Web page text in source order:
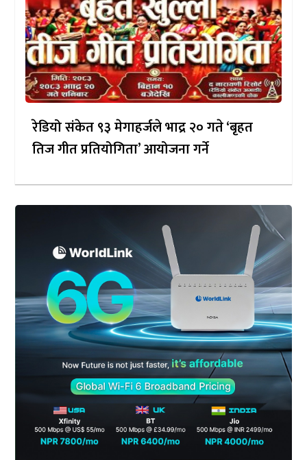
रेडियो संकेत ९३ मेगाहर्जले भाद्र २० गते ‘बृहत
तिज गीत प्रतियोगिता’ आयोजना गर्ने